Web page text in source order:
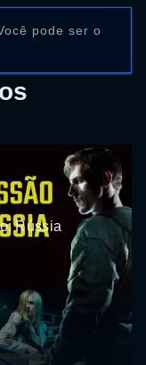
pode ser o
Rússia